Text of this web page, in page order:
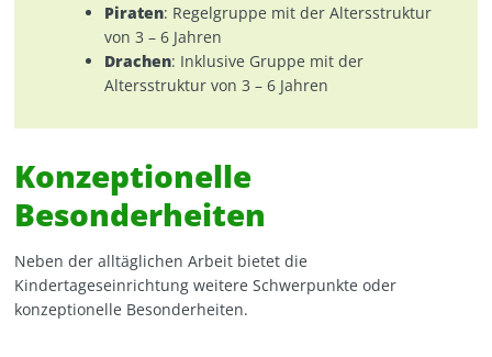
Piraten: Regelgruppe mit der Altersstruktur
von 3 – 6 Jahren
Drachen: Inklusive Gruppe mit der
Altersstruktur von 3 – 6 Jahren
Konzeptionelle
Besonderheiten
Neben der alltäglichen Arbeit bietet die
Kindertageseinrichtung weitere Schwerpunkte oder
konzeptionelle Besonderheiten.